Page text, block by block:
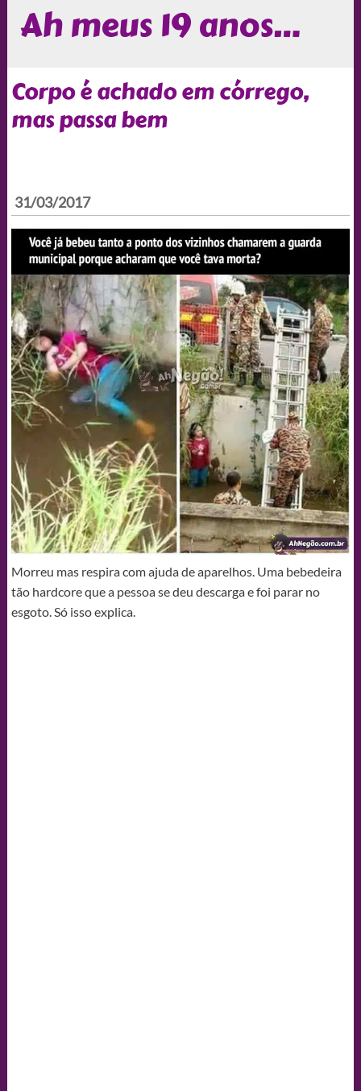
Ah meus 19 anos…
Corpo é achado em córrego,
mas passa bem
31/03/2017
Morreu mas respira com ajuda de aparelhos. Uma bebedeira
tão hardcore que a pessoa se deu descarga e foi parar no
esgoto. Só isso explica.